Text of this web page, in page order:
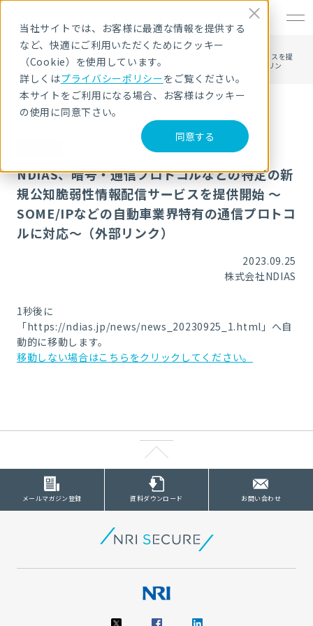
当社サイトでは、お客様に最適な情報を提供する
など、快適にご利用いただくためにクッキー
（Cookie）を使用しています。
詳しくはプライバシーポリシーをご覧ください。
本サイトをご利用になる場合、お客様はクッキー
の使用に同意下さい。
同意する
HOME
ニュース・トピックス
NDIAS、暗号・通信プロトコルなどの特定の新規公知脆弱性情報配信サービスを提
供開始 ～SOME/IPなどの自動車業界特有の通信プロトコルに対応～（外部リン
ク）
NDIAS、暗号・通信プロトコルなどの特定の新
規公知脆弱性情報配信サービスを提供開始 ～
SOME/IPなどの自動車業界特有の通信プロトコ
ルに対応～（外部リンク）
2023.09.25
株式会社NDIAS
1秒後に
「https://ndias.jp/news/news_20230925_1.html」へ自
動的に移動します。
移動しない場合はこちらをクリックしてください。
メールマガジン登録 資料ダウンロード お問い合わせ